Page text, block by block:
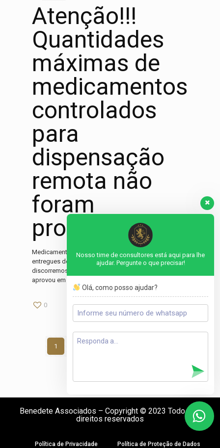
Atenção!!!
Quantidades
máximas de
medicamentos
controlados
para
dispensação
remota não
foram
prorrogadas!!!
Medicamentos controlados poderão continuar a ser
entregues de forma remota Em artigo anterior,
discorremos que a Diretoria Colegiada da Anvisa
aprovou em 30/08/2023 uma medida que permite
0 0 Read more
1 3 4
Benedete Associados – Copyright © 2023 Todos os
direitos reservados
Política de Privacidade Política de Proteção de Dados
Nosso time de consultores está aqui para lhe
ajudar. Pergunte o que precisar!
Olá, como posso ajudar?